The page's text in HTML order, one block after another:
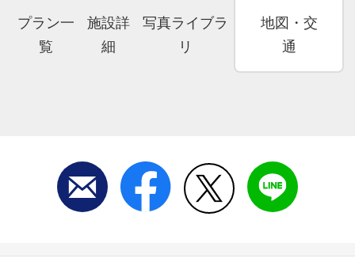
プラン一
覧
施設詳
細
写真ライブラ
リ
地図・交
通